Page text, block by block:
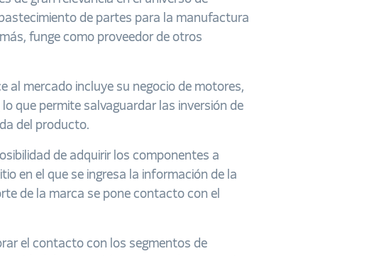
de partes para la manufactura
funge como proveedor de otros
al mercado incluye su negocio de motores,
que permite salvaguardar las inversión de
del producto.
de adquirir los componentes a
en el que se ingresa la información de la
de la marca se pone contacto con el
el contacto con los segmentos de